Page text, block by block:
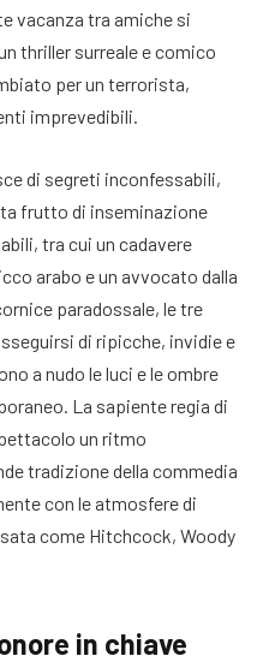
vacanza tra amiche si
thriller surreale e comico
per un terrorista,
imprevedibili.
di segreti inconfessabili,
frutto di inseminazione
tra cui un cadavere
arabo e un avvocato dalla
paradossale, le tre
di ripicche, invidie e
a nudo le luci e le ombre
. La sapiente regia di
un ritmo
tradizione della commedia
con le atmosfere di
come Hitchcock, Woody
in chiave